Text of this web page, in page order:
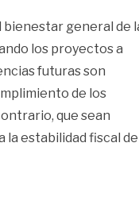
bienestar general de
los proyectos a
futuras son
de los
que sean
estabilidad fiscal